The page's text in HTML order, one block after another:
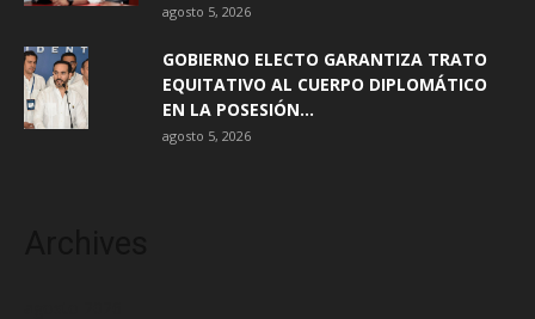
agosto 5, 2026
GOBIERNO ELECTO GARANTIZA TRATO
EQUITATIVO AL CUERPO DIPLOMÁTICO
EN LA POSESIÓN...
agosto 5, 2026